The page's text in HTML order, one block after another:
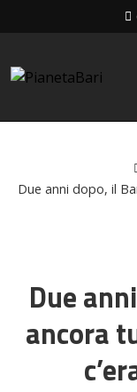
Due anni dopo, il
Due
ancora